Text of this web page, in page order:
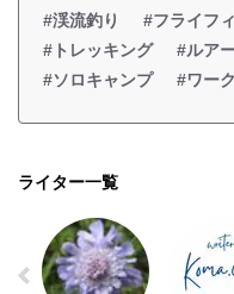
#渓流釣り #フライフ
#トレッキング
#ルア
#ソロキャンプ
#ワー
ライター一覧